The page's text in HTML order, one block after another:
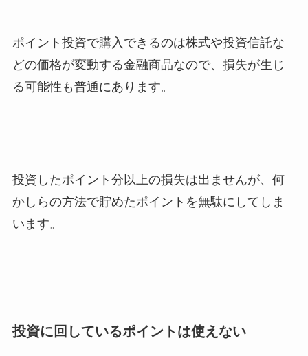
ポイント投資で購入できるのは株式や投資信託な
どの価格が変動する金融商品なので、損失が生じ
る可能性も普通にあります。
投資したポイント分以上の損失は出ませんが、何
かしらの方法で貯めたポイントを無駄にしてしま
います。
投資に回しているポイントは使えない